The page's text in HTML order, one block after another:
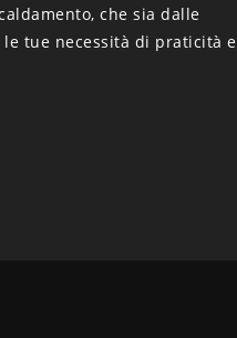
che sia dalle
tue necessità di praticità e